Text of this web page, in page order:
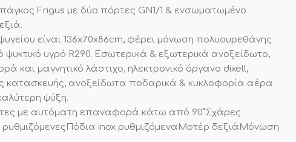
Frigus με δύο πόρτες GN1/1 & ενσωματωμένο
είναι 136x70x86cm, φέρει μόνωση πολυουρεθάνης
ψυκτικό υγρό R290. Εσωτερικά & εξωτερικά ανοξείδωτο,
και μαγνητικό λάστιχο, ηλεκτρονικό όργανο dixell,
κατασκευής, ανοξείδωτα ποδαρικά & κυκλοφορία αέρα
ψύξη.
µε αυτόµατη επαναφορά κάτω από 90˚Σχάρες
ρυθµιζόµενεςΠόδια inox ρυθµιζόµεναΜοτέρ δεξιάΜόνωση